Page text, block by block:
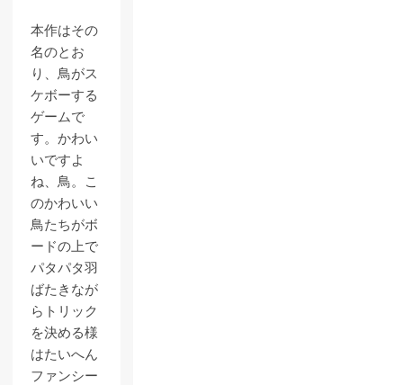
本作はその
名のとお
り、鳥がス
ケボーする
ゲームで
す。かわい
いですよ
ね、鳥。こ
のかわいい
鳥たちがボ
ードの上で
パタパタ羽
ばたきなが
らトリック
を決める様
はたいへん
ファンシー